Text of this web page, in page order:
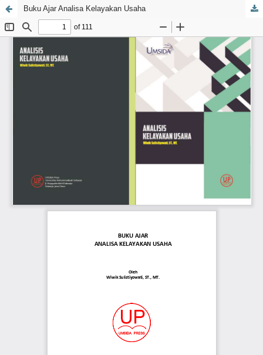
Buku Ajar Analisa Kelayakan Usaha